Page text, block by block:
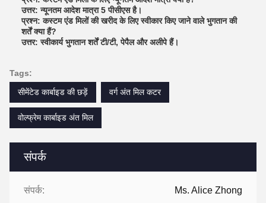
संपर्क
संपर्क: Ms. Alice Zhong
उत्तर: न्यूनतम आदेश मात्रा 5 पीसीएस है।
प्रश्न: कस्टम एंड मिलों की खरीद के लिए स्वीकार किए जाने वाले भुगतान की
शर्तें क्या हैं?
उत्तर: स्वीकार्य भुगतान शर्तें टी/टी, पेपैल और अलीपे हैं।
Tags:
सीमेंटेड कार्बाइड की छड़ें
वर्ग अंत मिल कटर
वोल्फ्रेम कार्बाइड अंत मिल